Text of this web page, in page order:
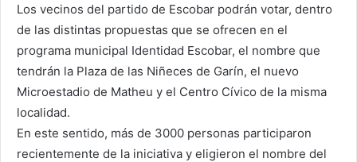
Los vecinos del partido de Escobar podrán votar, dentro
de las distintas propuestas que se ofrecen en el
programa municipal Identidad Escobar, el nombre que
tendrán la Plaza de las Niñeces de Garín, el nuevo
Microestadio de Matheu y el Centro Cívico de la misma
localidad.
En este sentido, más de 3000 personas participaron
recientemente de la iniciativa y eligieron el nombre del